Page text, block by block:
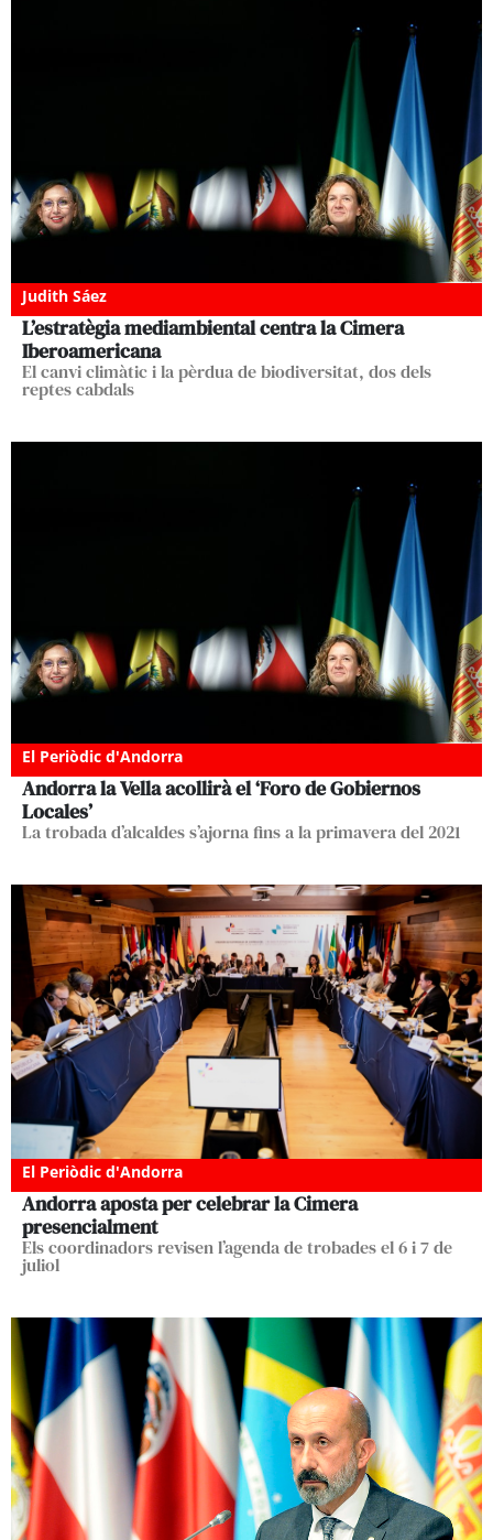
Judith Sáez
L’estratègia mediambiental centra la Cimera
Iberoamericana
El canvi climàtic i la pèrdua de biodiversitat, dos dels
reptes cabdals
El Periòdic d'Andorra
Andorra la Vella acollirà el ‘Foro de Gobiernos
Locales’
La trobada d’alcaldes s’ajorna fins a la primavera del 2021
El Periòdic d'Andorra
Andorra aposta per celebrar la Cimera
presencialment
Els coordinadors revisen l’agenda de trobades el 6 i 7 de
juliol